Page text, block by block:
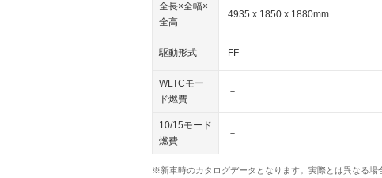
全長×全幅×
全高
4935 x 1850 x 1880mm
駆動形式 FF
WLTCモー
ド燃費
－
10/15モード
燃費
－
※新車時のカタログデータとなります。実際とは異なる場